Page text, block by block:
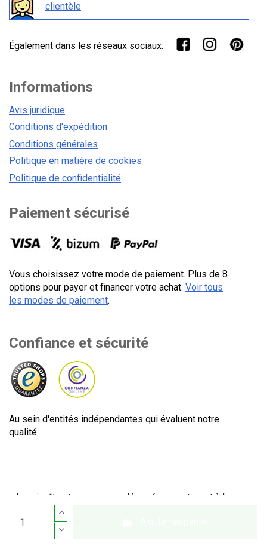
clientèle
Également dans les réseaux sociaux:
Informations
Avis juridique
Conditions d'expédition
Conditions générales
Politique en matière de cookies
Politique de confidentialité
Paiement sécurisé
Vous choisissez votre mode de paiement. Plus de 8
options pour payer et financer votre achat. Voir tous
les modes de paiement.
Confiance et sécurité
Au sein d'entités indépendantes qui évaluent notre
qualité.
Lecuine™ est une marque déposée appartenant à Lecom
Projects S.L. © Copyright © 2012-2026. Espagne. Tous
droits réservés. CIF : B65890642.